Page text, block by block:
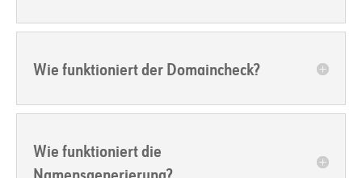
Wie funktioniert der Domaincheck?
Wie funktioniert die